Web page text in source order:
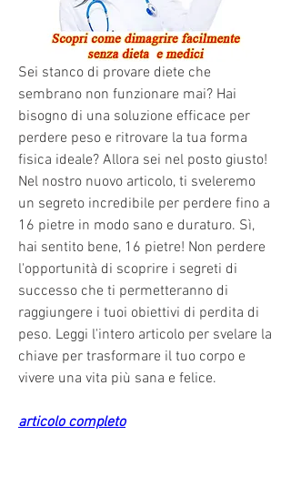
Sei stanco di provare diete che
sembrano non funzionare mai? Hai
bisogno di una soluzione efficace per
perdere peso e ritrovare la tua forma
fisica ideale? Allora sei nel posto giusto!
Nel nostro nuovo articolo, ti sveleremo
un segreto incredibile per perdere fino a
16 pietre in modo sano e duraturo. Sì,
hai sentito bene, 16 pietre! Non perdere
l'opportunità di scoprire i segreti di
successo che ti permetteranno di
raggiungere i tuoi obiettivi di perdita di
peso. Leggi l'intero articolo per svelare la
chiave per trasformare il tuo corpo e
vivere una vita più sana e felice.
articolo completo